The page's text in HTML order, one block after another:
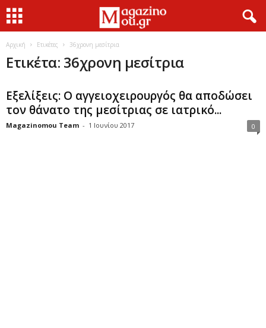
Αρχική Ετικέτες 36χρονη μεσίτρια
Ετικέτα: 36χρονη μεσίτρια
Εξελίξεις: Ο αγγειοχειρουργός θα αποδώσει
τον θάνατο της μεσίτριας σε ιατρικό...
Magazinomou Team - 1 Ιουνίου 2017 0